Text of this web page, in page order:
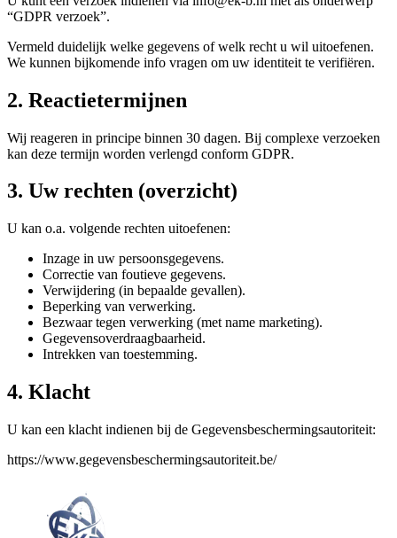
“GDPR verzoek”.
Vermeld duidelijk welke gegevens of welk recht u wil uitoefenen.
We kunnen bijkomende info vragen om uw identiteit te verifiëren.
2. Reactietermijnen
Wij reageren in principe binnen 30 dagen. Bij complexe verzoeken
kan deze termijn worden verlengd conform GDPR.
3. Uw rechten (overzicht)
U kan o.a. volgende rechten uitoefenen:
Inzage in uw persoonsgegevens.
Correctie van foutieve gegevens.
Verwijdering (in bepaalde gevallen).
Beperking van verwerking.
Bezwaar tegen verwerking (met name marketing).
Gegevensoverdraagbaarheid.
Intrekken van toestemming.
4. Klacht
U kan een klacht indienen bij de Gegevensbeschermingsautoriteit:
https://www.gegevensbeschermingsautoriteit.be/